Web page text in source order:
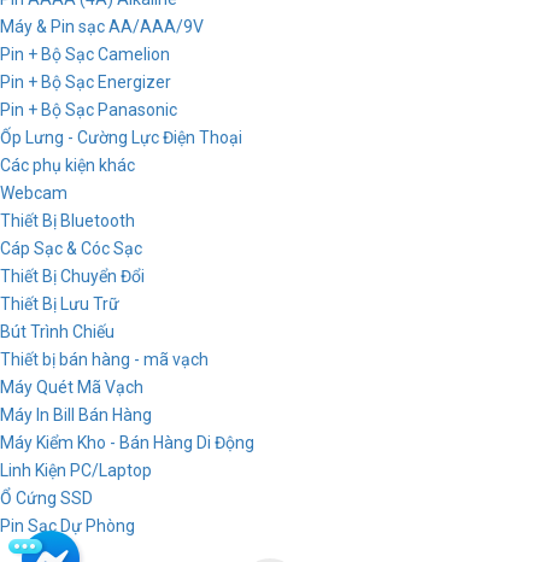
Máy & Pin sạc AA/AAA/9V
Pin + Bộ Sạc Camelion
Pin + Bộ Sạc Energizer
Pin + Bộ Sạc Panasonic
Ốp Lưng - Cường Lực Điện Thoại
Các phụ kiện khác
Webcam
Thiết Bị Bluetooth
Cáp Sạc & Cóc Sạc
Thiết Bị Chuyển Đổi
Thiết Bị Lưu Trữ
Bút Trình Chiếu
Thiết bị bán hàng - mã vạch
Máy Quét Mã Vạch
Máy In Bill Bán Hàng
Máy Kiểm Kho - Bán Hàng Di Động
Linh Kiện PC/Laptop
Ổ Cứng SSD
Pin Sạc Dự Phòng